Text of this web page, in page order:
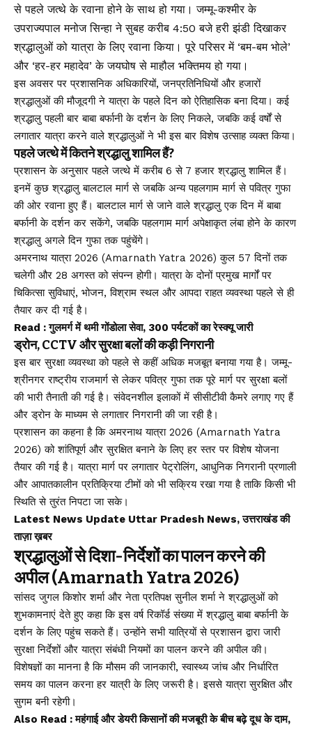
से पहले जत्थे के रवाना होने के साथ हो गया। जम्मू-कश्मीर के
उपराज्यपाल मनोज सिन्हा ने सुबह करीब 4:50 बजे हरी झंडी दिखाकर
श्रद्धालुओं को यात्रा के लिए रवाना किया। पूरे परिसर में ‘बम-बम भोले’
और ‘हर-हर महादेव’ के जयघोष से माहौल भक्तिमय हो गया।
इस अवसर पर प्रशासनिक अधिकारियों, जनप्रतिनिधियों और हजारों
श्रद्धालुओं की मौजूदगी ने यात्रा के पहले दिन को ऐतिहासिक बना दिया। कई
श्रद्धालु पहली बार बाबा बर्फानी के दर्शन के लिए निकले, जबकि कई वर्षों से
लगातार यात्रा करने वाले श्रद्धालुओं ने भी इस बार विशेष उत्साह व्यक्त किया।
पहले जत्थे में कितने श्रद्धालु शामिल हैं?
प्रशासन के अनुसार पहले जत्थे में करीब 6 से 7 हजार श्रद्धालु शामिल हैं।
इनमें कुछ श्रद्धालु बालटाल मार्ग से जबकि अन्य पहलगाम मार्ग से पवित्र गुफा
की ओर रवाना हुए हैं। बालटाल मार्ग से जाने वाले श्रद्धालु एक दिन में बाबा
बर्फानी के दर्शन कर सकेंगे, जबकि पहलगाम मार्ग अपेक्षाकृत लंबा होने के कारण
श्रद्धालु अगले दिन गुफा तक पहुंचेंगे।
अमरनाथ यात्रा 2026 (Amarnath Yatra 2026) कुल 57 दिनों तक
चलेगी और 28 अगस्त को संपन्न होगी। यात्रा के दोनों प्रमुख मार्गों पर
चिकित्सा सुविधाएं, भोजन, विश्राम स्थल और आपदा राहत व्यवस्था पहले से ही
तैयार कर दी गई है।
Read :गुलमर्ग में थमी गोंडोला सेवा, 300 पर्यटकों का रेस्क्यू जारी
ड्रोन, CCTV और सुरक्षा बलों की कड़ी निगरानी
इस बार सुरक्षा व्यवस्था को पहले से कहीं अधिक मजबूत बनाया गया है। जम्मू-
श्रीनगर राष्ट्रीय राजमार्ग से लेकर पवित्र गुफा तक पूरे मार्ग पर सुरक्षा बलों
की भारी तैनाती की गई है। संवेदनशील इलाकों में सीसीटीवी कैमरे लगाए गए हैं
और ड्रोन के माध्यम से लगातार निगरानी की जा रही है।
प्रशासन का कहना है कि अमरनाथ यात्रा 2026 (Amarnath Yatra
2026) को शांतिपूर्ण और सुरक्षित बनाने के लिए हर स्तर पर विशेष योजना
तैयार की गई है। यात्रा मार्ग पर लगातार पेट्रोलिंग, आधुनिक निगरानी प्रणाली
और आपातकालीन प्रतिक्रिया टीमों को भी सक्रिय रखा गया है ताकि किसी भी
स्थिति से तुरंत निपटा जा सके।
Latest News Update Uttar Pradesh News, उत्तराखंड की
ताज़ा ख़बर
श्रद्धालुओं से दिशा-निर्देशों का पालन करने की
अपील (Amarnath Yatra 2026)
सांसद जुगल किशोर शर्मा और नेता प्रतिपक्ष सुनील शर्मा ने श्रद्धालुओं को
शुभकामनाएं देते हुए कहा कि इस वर्ष रिकॉर्ड संख्या में श्रद्धालु बाबा बर्फानी के
दर्शन के लिए पहुंच सकते हैं। उन्होंने सभी यात्रियों से प्रशासन द्वारा जारी
सुरक्षा निर्देशों और यात्रा संबंधी नियमों का पालन करने की अपील की।
विशेषज्ञों का मानना है कि मौसम की जानकारी, स्वास्थ्य जांच और निर्धारित
समय का पालन करना हर यात्री के लिए जरूरी है। इससे यात्रा सुरक्षित और
सुगम बनी रहेगी।
Also Read :महंगाई और डेयरी किसानों की मजबूरी के बीच बढ़े दूध के दाम,